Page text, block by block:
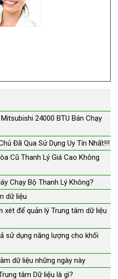
24000 BTU Bán Chạy
Đã Qua Sử Dụng Uy Tín Nhất!!!
Cũ Thanh Lý Giá Cao Không
Chạy Bộ Thanh Lý Không?
dữ liệu
xét để quản lý Trung tâm dữ liệu
sử dụng năng lượng cho khối
dữ liệu những ngày này
tâm Dữ liệu là gì?